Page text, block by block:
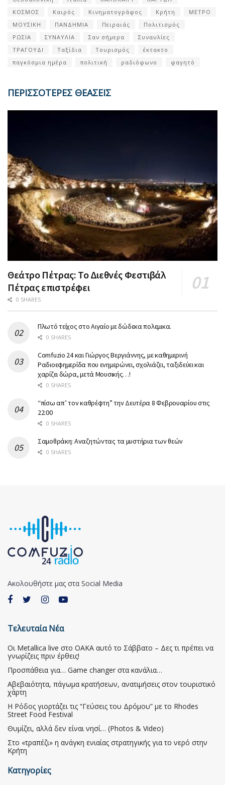
ΚΟΣΜΟΣ
Καιρός Κινηματογράφος Κρήτη
ΜΕΤΡΟ
ΜΟΥΣΙΚΗ
ΠΑΝΔΗΜΙΑ Πειραιάς
Πολιτισμός
ΡΩΣΙΑ
ΣΥΝΑΥΛΙΑ Σαν σήμερα
Συναυλίες
ΤΡΑΓΟΥΔΙ
Ταξίδια Τουρισμός
έκτακτο
παγκόσμια ημέρα
πολιτική ραδιόφωνο φαγητό
ΠΕΡΙΣΣΟΤΕΡΕΣ ΘΕΑΣΕΙΣ
Θεάτρο Πέτρας: Το Διεθνές Φεστιβάλ
Πέτρας επιστρέφει
0 SHARES
Πλωτό τείχος στο Αιγαίο με δώδεκα πολεμικα.
0 SHARES
Comfuzio 24 και Γιώργος Βεργιάννης, με καθημερινή
Ραδιοεφημερίδα που ενημερώνει, σχολιάζει, ταξιδεύει και
χαρίζει δώρα, μετά Μουσικής…!
0 SHARES
“πίσω απ’ τον καθρέφτη” την Δευτέρα 8 Φεβρουαρίου στις
22:00
0 SHARES
Σαμοθράκη: Αναζητώντας τα μυστήρια των θεών
0 SHARES
Ακολουθήστε μας στα Social Media
Τελευταία Νέα
Οι Metallica live στο ΟΑΚΑ αυτό το Σάββατο – Δες τι πρέπει να
γνωρίζεις πριν έρθεις!
Προσπάθεια για… Game changer στα κανάλια…
Αβεβαιότητα, πάγωμα κρατήσεων, ανατιμήσεις στον τουριστικό
χάρτη
Η Ρόδος γιορτάζει τις “Γεύσεις του Δρόμου” με το Rhodes
Street Food Festival
Θυμίζει, αλλά δεν είναι νησί… (Photos & Video)
Στο «τραπέζι» η ανάγκη ενιαίας στρατηγικής για το νερό στην
Κρήτη
Κατηγορίες